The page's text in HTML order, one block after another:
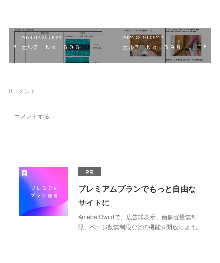
2024.02.21 08:21
カルテ Ｎｏ．６０６
2024.02.10 09:42
カルテ Ｎｏ．５９８
0コメント
PR
プレミアムプランでもっと自由な
サイトに
Ameba Owndで、広告非表示、画像容量無制
限、ページ数無制限などの機能を開放しよう。